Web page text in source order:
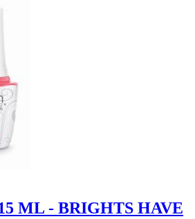
ML - BRIGHTS HAVE